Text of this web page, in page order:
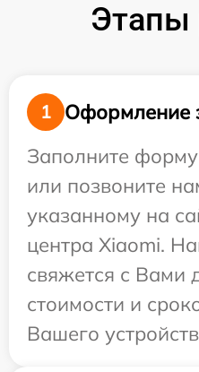
Этапы
1
Оформление
Заполните
или позвоните
указанному на
центра Xiaomi.
свяжется с Вами
стоимости и
Вашего